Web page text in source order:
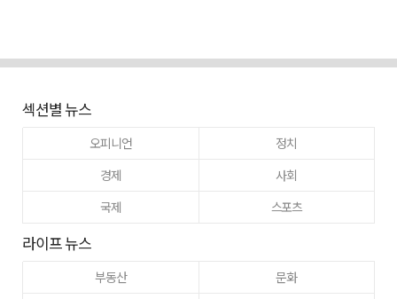
섹션별 뉴스
오피니언
정치
경제
사회
국제
스포츠
라이프 뉴스
부동산
문화